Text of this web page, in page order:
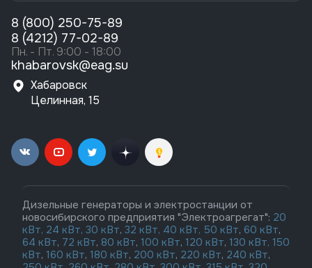
8 (800) 250-75-89
8 (4212) 77-02-89
Пн. - Пт. 9:00 - 18:00
khabarovsk@eag.su
Хабаровск
Целинная, 15
Дизельные генераторы и электростанции от
новосибирского предприятия "Электроагрегат": 20
кВт, 24 кВт, 30 кВт, 32 кВт, 40 кВт, 50 кВт, 60 кВт,
64 кВт, 72 кВт, 80 кВт, 100 кВт, 120 кВт, 130 кВт, 150
кВт, 160 кВт, 180 кВт, 200 кВт, 220 кВт, 240 кВт,